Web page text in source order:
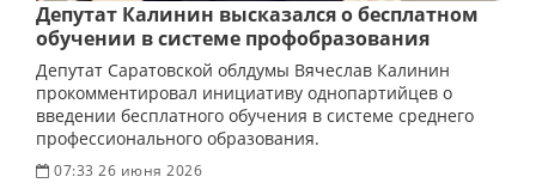
Депутат Калинин высказался о бесплатном
обучении в системе профобразования
Депутат Саратовской облдумы Вячеслав Калинин
прокомментировал инициативу однопартийцев о
введении бесплатного обучения в системе среднего
профессионального образования.
07:33 26 июня 2026